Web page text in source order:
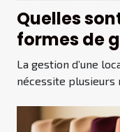
Quelles
formes de
La gestion d’une
nécessite plusieurs